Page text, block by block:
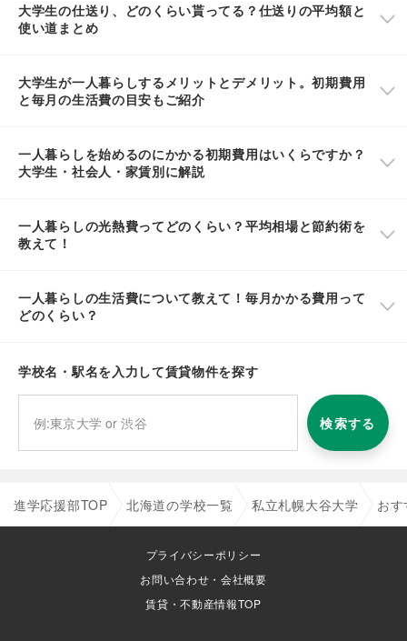
大学生の仕送り、どのくらい貰ってる？仕送りの平均額と
使い道まとめ
大学生が一人暮らしするメリットとデメリット。初期費用
と毎月の生活費の目安もご紹介
一人暮らしを始めるのにかかる初期費用はいくらですか？
大学生・社会人・家賃別に解説
一人暮らしの光熱費ってどのくらい？平均相場と節約術を
教えて！
一人暮らしの生活費について教えて！毎月かかる費用って
どのくらい？
学校名・駅名を入力して賃貸物件を探す
検索する
進学応援部TOP 北海道の学校一覧 私立札幌大谷大学 お
プライバシーポリシー
お問い合わせ・会社概要
賃貸・不動産情報TOP